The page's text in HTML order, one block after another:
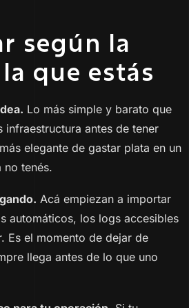
según la
que estás
Lo más simple y barato que
antes de tener
elegante de gastar plata en un
no tenés.
Acá empiezan a importar
automáticos, los logs accesibles
Es el momento de dejar de
llega antes de lo que uno